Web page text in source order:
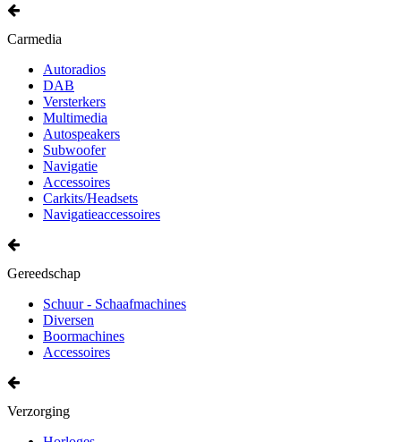
Carmedia
Autoradios
DAB
Versterkers
Multimedia
Autospeakers
Subwoofer
Navigatie
Accessoires
Carkits/Headsets
Navigatieaccessoires
Gereedschap
Schuur - Schaafmachines
Diversen
Boormachines
Accessoires
Verzorging